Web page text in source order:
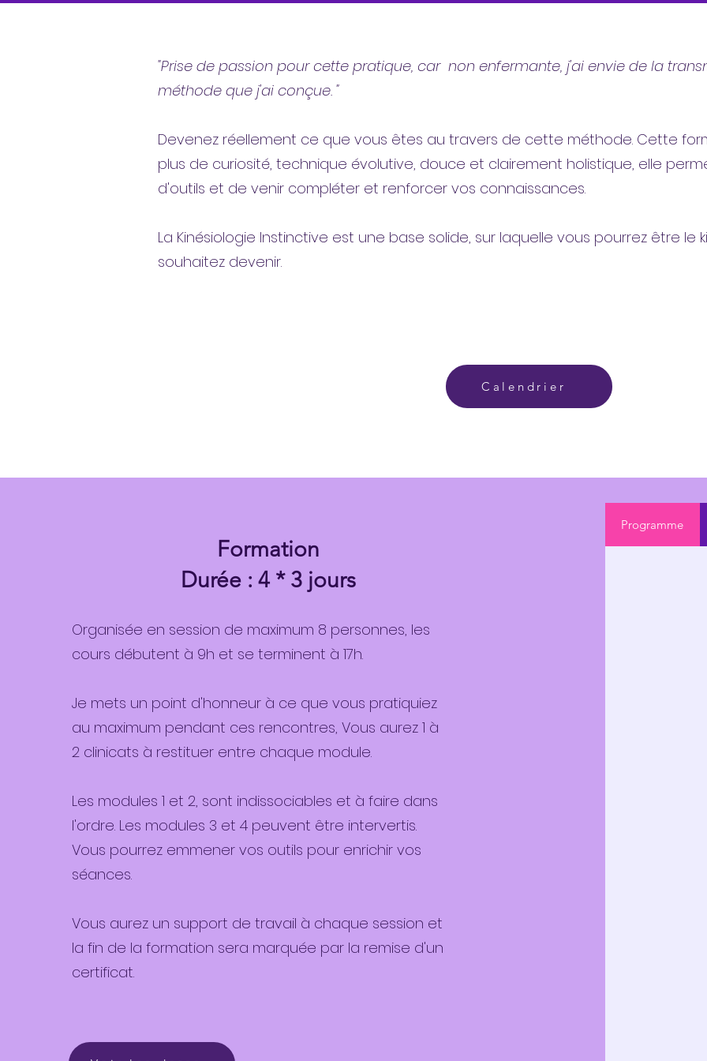
"Prise de passion pour cette pratique, car non enfermante, j'ai envie de la
méthode que j'ai conçue. "
Devenez réellement ce que vous êtes au travers de cette méthode. Cette
plus de curiosité, technique évolutive, douce et clairement holistique, elle
d'outils et de venir compléter et renforcer vos connaissances.
La Kinésiologie Instinctive est une base solide, sur laquelle vous pourrez être le
souhaitez devenir.
Calendrier
Formation
Durée : 4 * 3 jours
Organisée en session de maximum 8 personnes, les
cours débutent à 9h et se terminent à 17h.
Je mets un point d'honneur à ce que vous pratiquiez
au maximum pendant ces rencontres, Vous aurez 1 à
2 clinicats à restituer entre chaque module.
Les modules 1 et 2, sont indissociables et à faire dans
l'ordre. Les modules 3 et 4 peuvent être intervertis.
Vous pourrez emmener vos outils pour enrichir vos
séances.
Vous aurez un support de travail à chaque session et
la fin de la formation sera marquée par la remise d'un
certificat.
Programme